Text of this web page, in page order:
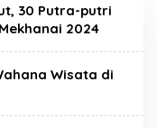
30 Putra-putri
2024
Wisata di